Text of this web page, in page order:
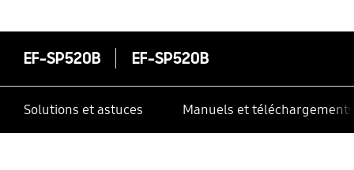
EF-SP520B EF-SP520B
Solutions et astuces Manuels et téléchargements